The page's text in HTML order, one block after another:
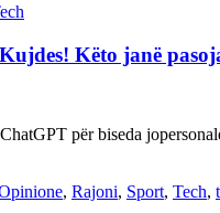
Këto janë
për biseda
, Rajoni, Sport, Tech,